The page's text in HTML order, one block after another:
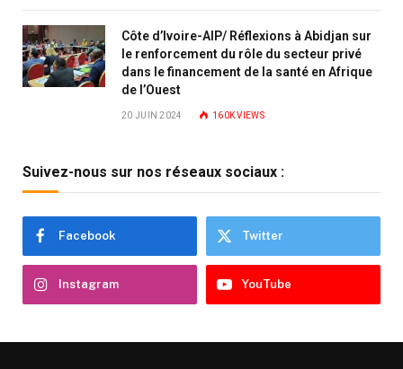
Côte d’Ivoire-AIP/ Réflexions à Abidjan sur
le renforcement du rôle du secteur privé
dans le financement de la santé en Afrique
de l’Ouest
20 JUIN 2024 160KVIEWS
Suivez-nous sur nos réseaux sociaux :
Facebook Twitter
Instagram YouTube